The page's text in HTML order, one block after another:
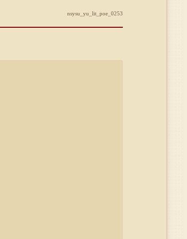
nsysu_yu_lit_poe_0253